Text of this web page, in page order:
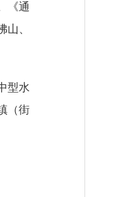
《通
、
型水
（街